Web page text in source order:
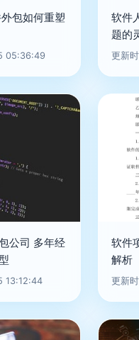
包如何重塑
05:36:49
软件
题的
更新
公司 多年经
13:12:44
软件
解析
更新